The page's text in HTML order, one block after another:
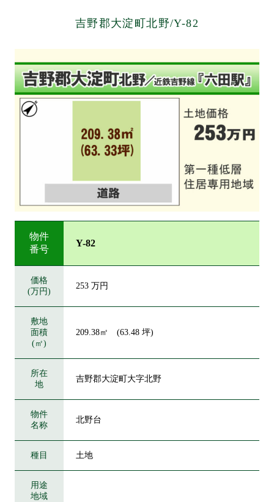
吉野郡大淀町北野/Y-82
物件
番号
Y-82
価格
(万円)
253 万円
敷地
面積
(㎡)
209.38㎡ (63.48 坪)
所在
地
吉野郡大淀町大字北野
物件
名称
北野台
種目 土地
用途
地域